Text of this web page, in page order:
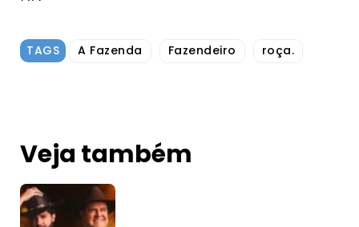
TAGS A Fazenda Fazendeiro roça.
Veja também